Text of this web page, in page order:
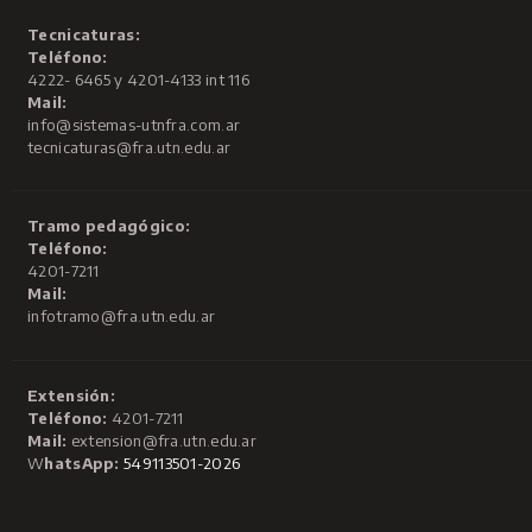
Tecnicaturas:
Teléfono:
4222- 6465 y 4201-4133 int 116
Mail:
info@sistemas-utnfra.com.ar
tecnicaturas@fra.utn.edu.ar
Tramo pedagógico:
Teléfono:
4201-7211
Mail:
infotramo@fra.utn.edu.ar
Extensión:
Teléfono: 4201-7211
Mail: extension@fra.utn.edu.ar
WhatsApp: 549113501-2026